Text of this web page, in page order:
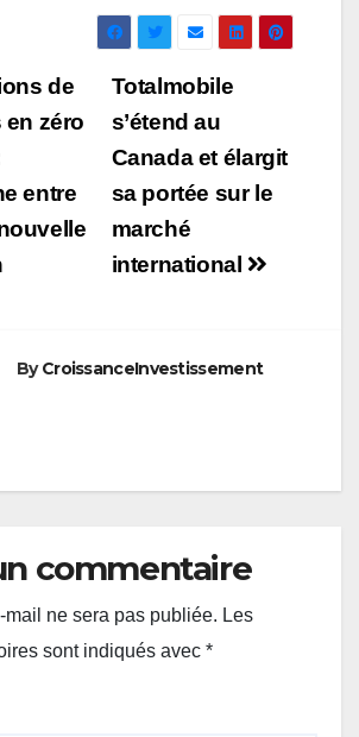
Totalmobile
s’étend au
Canada et élargit
sa portée sur le
marché
international
de
en zéro
entre
ByCroissanceInvestissement
commentaire
mail ne sera pas publiée. Les
sont indiqués avec *